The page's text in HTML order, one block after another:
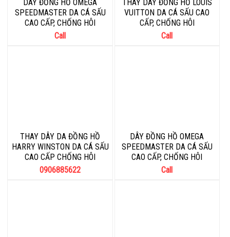
DÂY ĐỒNG HỒ OMEGA
SPEEDMASTER DA CÁ SẤU
CAO CẤP, CHỐNG HÔI
Call
THAY DÂY ĐỒNG HỒ LOUIS
VUITTON DA CÁ SẤU CAO
CẤP, CHỐNG HÔI
Call
THAY DÂY DA ĐỒNG HỒ
HARRY WINSTON DA CÁ SẤU
CAO CẤP CHỐNG HÔI
0906885622
DÂY ĐỒNG HỒ OMEGA
SPEEDMASTER DA CÁ SẤU
CAO CẤP, CHỐNG HÔI
Call